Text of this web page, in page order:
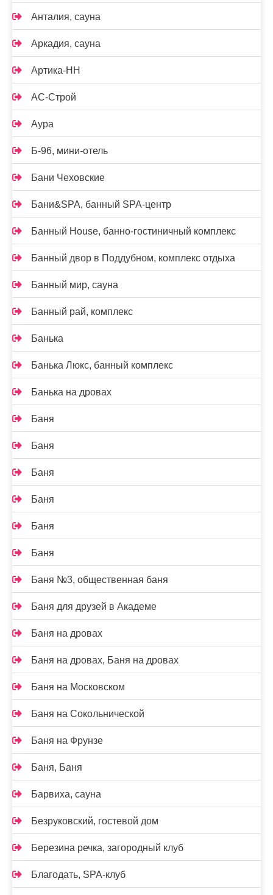
Анталия, сауна
Аркадия, сауна
Артика-НН
АС-Строй
Аура
Б-96, мини-отель
Бани Чеховские
Бани&SPA, банный SPA-центр
Банный House, банно-гостиничный комплекс
Банный двор в Поддубном, комплекс отдыха
Банный мир, сауна
Банный рай, комплекс
Банька
Банька Люкс, банный комплекс
Банька на дровах
Баня
Баня
Баня
Баня
Баня
Баня
Баня №3, общественная баня
Баня для друзей в Академе
Баня на дровах
Баня на дровах, Баня на дровах
Баня на Московском
Баня на Сокольнической
Баня на Фрунзе
Баня, Баня
Барвиха, сауна
Безруковский, гостевой дом
Березина речка, загородный клуб
Благодать, SPA-клуб